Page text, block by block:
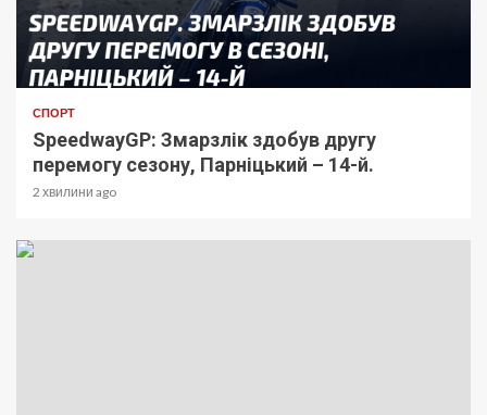
СПОРТ
SpeedwayGP: Змарзлік здобув другу
перемогу сезону, Парніцький – 14-й.
2 хвилини ago